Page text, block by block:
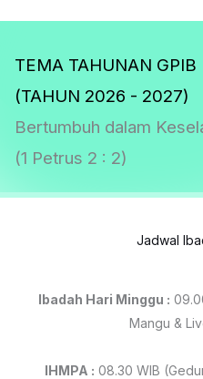
TEMA TAHUNAN GPIB
(TAHUN 2026 - 2027)
Bertumbuh dalam
(1 Petrus 2 : 2)
Jadwal
Ibadah Hari Minggu :
Mangu &
IHMPA : 08.30 WIB